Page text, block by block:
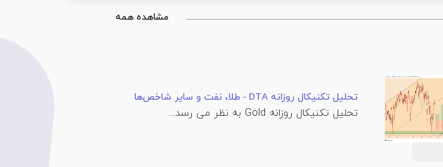
مشاهده همه
تحلیل تکنیکال روزانه DTA - طلا، نفت و سایر شاخص‌ها
تحلیل تکنیکال روزانه Gold به نظر می رسد...